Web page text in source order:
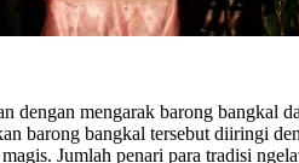
mengarak barong bangkal
barong bangkal tersebut diiringi
Jumlah penari para tradisi